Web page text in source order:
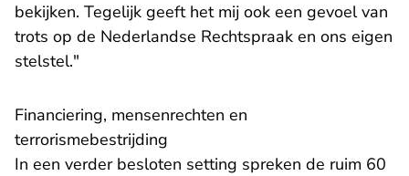
bekijken. Tegelijk geeft het mij ook een gevoel van
trots op de Nederlandse Rechtspraak en ons eigen
stelstel."
Financiering, mensenrechten en
terrorismebestrijding
In een verder besloten setting spreken de ruim 60